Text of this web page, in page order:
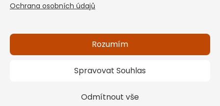
KONTAKT
Kontakt na pracovníky
vyhrazena
Ochrana osobních údajů
Rozumím
Spravovat Souhlas
Odmítnout vše